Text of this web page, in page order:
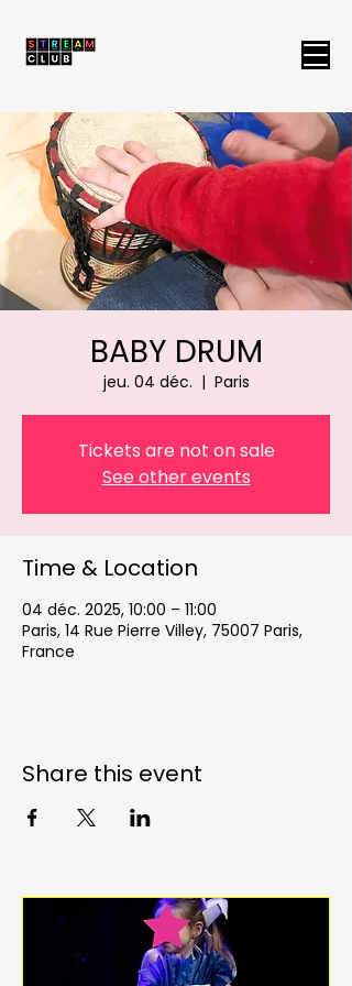
BABY DRUM
jeu. 04 déc.
  |
Paris
Tickets are not on sale
See other events
Time & Location
04 déc. 2025, 10:00 – 11:00
Paris, 14 Rue Pierre Villey, 75007 Paris,
France
Share this event